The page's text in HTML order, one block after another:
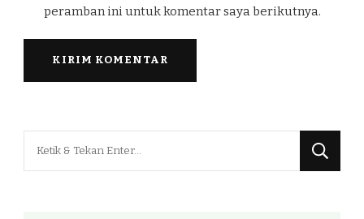
peramban ini untuk komentar saya berikutnya.